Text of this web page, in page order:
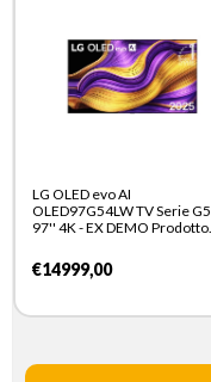
LG OLED evo AI
OLED97G54LW TV Serie G5
97'' 4K - EX DEMO Prodotto
€14999,00